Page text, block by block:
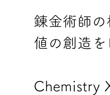
錬金術師
値の創造を
Chemistry